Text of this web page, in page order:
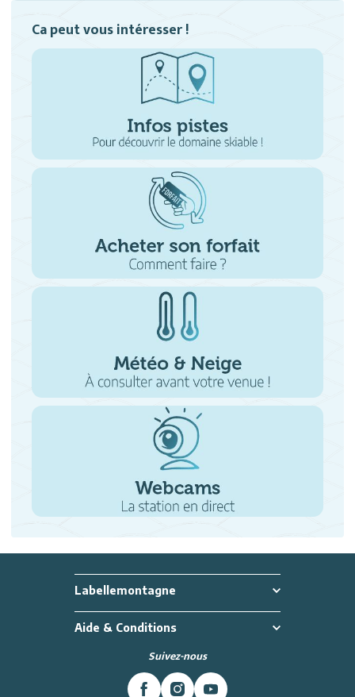
Ca peut vous intéresser !
Labellemontagne
Aide & Conditions
Suivez-nous